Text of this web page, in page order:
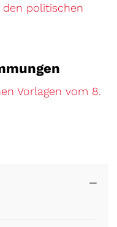
politischen
Vorlagen vom 8.